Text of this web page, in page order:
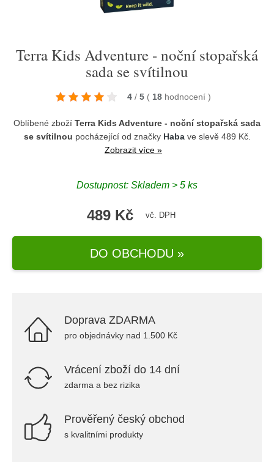
Terra Kids Adventure - noční stopařská
sada se svítilnou
4 / 5 ( 18 hodnocení )
Oblíbené zboží Terra Kids Adventure - noční stopařská sada
se svítilnou pocházející od značky Habave slevě 489 Kč.
Zobrazit více »
Dostupnost: Skladem > 5 ks
489 Kč vč. DPH
DO OBCHODU »
Doprava ZDARMA
pro objednávky nad 1.500 Kč
Vrácení zboží do 14 dní
zdarma a bez rizika
Prověřený český obchod
s kvalitními produkty